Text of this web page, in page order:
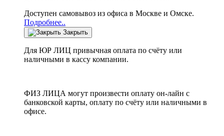
Доступен самовывоз из офиса в Москве и Омске.
Подробнее..
Закрыть
Для ЮР ЛИЦ привычная оплата по счёту или
наличными в кассу компании.
ФИЗ ЛИЦА могут произвести оплату он-лайн с
банковской карты, оплату по счёту или наличными в
офисе.